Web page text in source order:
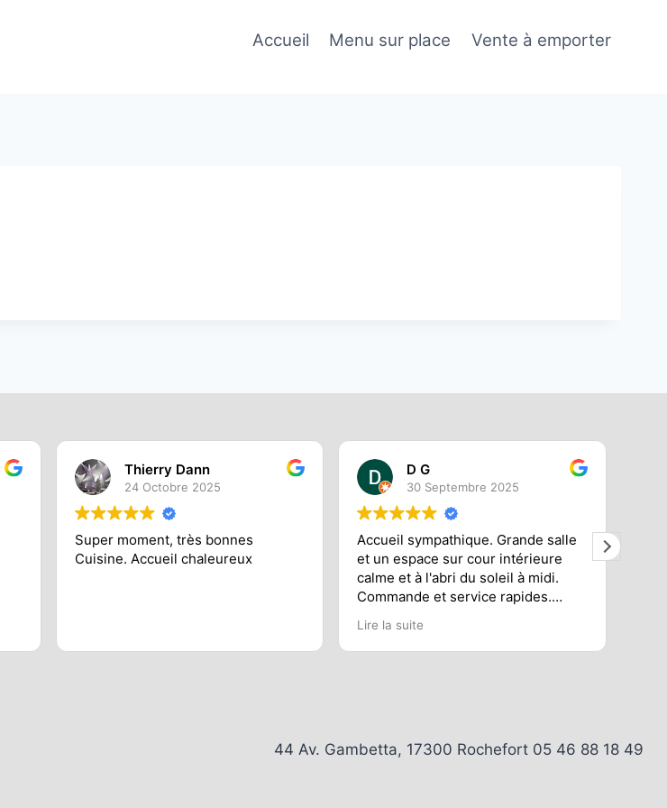
Accueil Menu sur place Vente à emporter
Thierry Dann
24 Octobre 2025
Super moment, très bonnes
Cuisine. Accueil chaleureux
D G
30 Septembre 2025
Accueil sympathique. Grande salle
et un espace sur cour intérieure
calme et à l'abri du soleil à midi.
Commande et service rapides.
Galette généreusement garnie.
Nous nous sommes régalés. Par
Nous avons bien mangé dans
Lire la suite
44 Av. Gambetta, 17300 Rochefort 05 46 88 18 49